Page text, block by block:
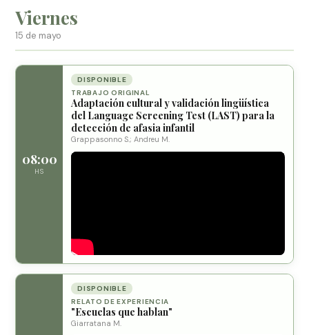
Viernes
15 de mayo
08:00
HS
DISPONIBLE
TRABAJO ORIGINAL
Adaptación cultural y validación lingüística
del Language Screening Test (LAST) para la
detección de afasia infantil
Grappasonno S.; Andreu M.
DISPONIBLE
RELATO DE EXPERIENCIA
"Escuelas que hablan"
Giarratana M.